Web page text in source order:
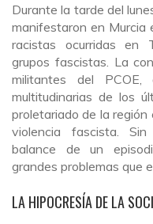
Durante la tarde del
manifestaron en Murcia
racistas ocurridas en
grupos fascistas. La
militantes del
multitudinarias de los
proletariado de la
violencia fascista.
balance de un
grandes problemas que
LA HIPOCRESÍA DE LA